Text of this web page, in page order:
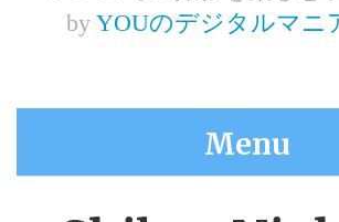
by YOUのデジタルマニ
Menu